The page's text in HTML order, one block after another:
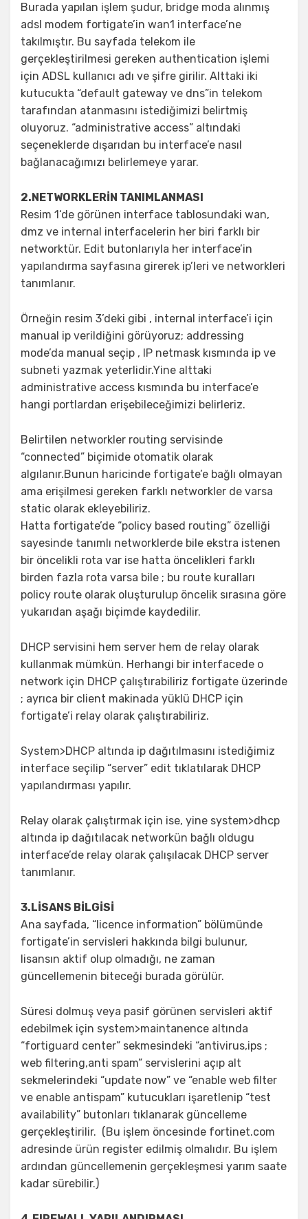
Burada yapılan işlem şudur, bridge moda alınmış
adsl modem fortigate’in wan1 interface’ne
takılmıştır. Bu sayfada telekom ile
gerçekleştirilmesi gereken authentication işlemi
için ADSL kullanıcı adı ve şifre girilir. Alttaki iki
kutucukta “default gateway ve dns”in telekom
tarafından atanmasını istediğimizi belirtmiş
oluyoruz. “administrative access” altındaki
seçeneklerde dışarıdan bu interface’e nasıl
bağlanacağımızı belirlemeye yarar.
2.NETWORKLERİN TANIMLANMASI
Resim 1‘de görünen interface tablosundaki wan,
dmz ve internal interfacelerin her biri farklı bir
networktür. Edit butonlarıyla her interface’in
yapılandırma sayfasına girerek ip’leri ve networkleri
tanımlanır.
Örneğin resim 3’deki gibi , internal interface’i için
manual ip verildiğini görüyoruz; addressing
mode’da manual seçip , IP netmask kısmında ip ve
subneti yazmak yeterlidir.Yine alttaki
administrative access kısmında bu interface’e
hangi portlardan erişebileceğimizi belirleriz.
Belirtilen networkler routing servisinde
“connected” biçimide otomatik olarak
algılanır.Bunun haricinde fortigate’e bağlı olmayan
ama erişilmesi gereken farklı networkler de varsa
static olarak ekleyebiliriz.
Hatta fortigate’de “policy based routing” özelliği
sayesinde tanımlı networklerde bile ekstra istenen
bir öncelikli rota var ise hatta öncelikleri farklı
birden fazla rota varsa bile ; bu route kuralları
policy route olarak oluşturulup öncelik sırasına göre
yukarıdan aşağı biçimde kaydedilir.
DHCP servisini hem server hem de relay olarak
kullanmak mümkün. Herhangi bir interfacede o
network için DHCP çalıştırabiliriz fortigate üzerinde
; ayrıca bir client makinada yüklü DHCP için
fortigate’i relay olarak çalıştırabiliriz.
System>DHCP altında ip dağıtılmasını istediğimiz
interface seçilip “server” edit tıklatılarak DHCP
yapılandırması yapılır.
Relay olarak çalıştırmak için ise, yine system>dhcp
altında ip dağıtılacak networkün bağlı oldugu
interface’de relay olarak çalışılacak DHCP server
tanımlanır.
3.LİSANS BİLGİSİ
Ana sayfada, “licence information” bölümünde
fortigate’in servisleri hakkında bilgi bulunur,
lisansın aktif olup olmadığı, ne zaman
güncellemenin biteceği burada görülür.
Süresi dolmuş veya pasif görünen servisleri aktif
edebilmek için system>maintanence altında
“fortiguard center” sekmesindeki “antivirus,ips ;
web filtering,anti spam” servislerini açıp alt
sekmelerindeki “update now” ve “enable web filter
ve enable antispam” kutucukları işaretlenip “test
availability” butonları tıklanarak güncelleme
gerçekleştirilir. (Bu işlem öncesinde fortinet.com
adresinde ürün register edilmiş olmalıdır. Bu işlem
ardından güncellemenin gerçekleşmesi yarım saate
kadar sürebilir.)